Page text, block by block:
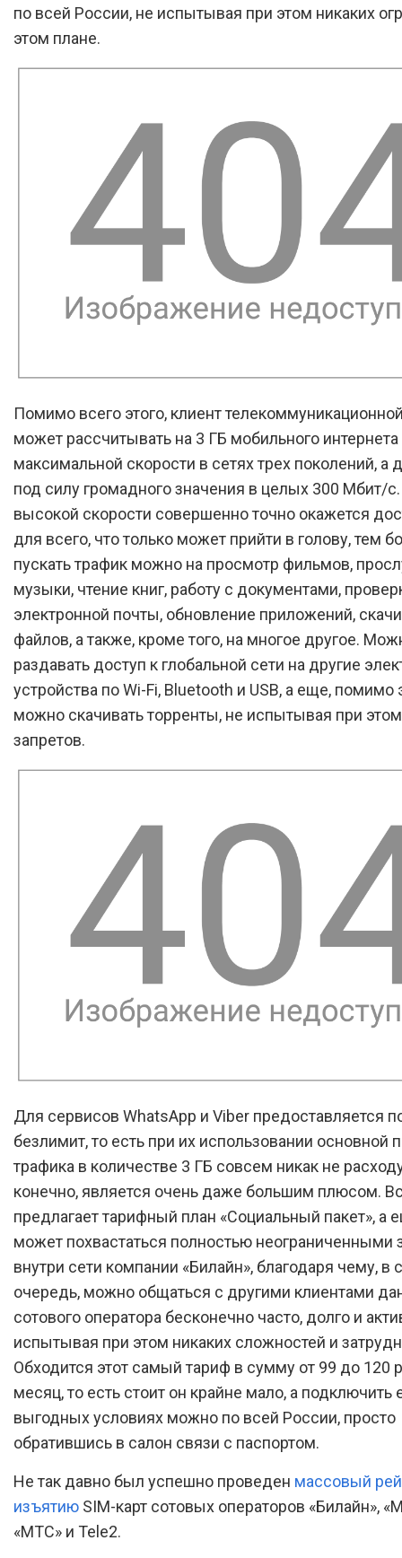
по всей России, не испытывая при этом никаких
этом плане.
Помимо всего этого, клиент
может рассчитывать на 3 ГБ мобильного интернета
максимальной скорости в сетях трех поколений, а
под силу громадного значения в целых 300 Мбит/
высокой скорости совершенно точно окажется
для всего, что только может прийти в голову, тем
пускать трафик можно на просмотр фильмов,
музыки, чтение книг, работу с документами,
электронной почты, обновление приложений,
файлов, а также, кроме того, на многое другое.
раздавать доступ к глобальной сети на другие
устройства по Wi-Fi, Bluetooth и USB, а еще, помимо
можно скачивать торренты, не испытывая при
запретов.
Для сервисов WhatsApp и Viber предоставляется
безлимит, то есть при их использовании основной
трафика в количестве 3 ГБ совсем никак не
конечно, является очень даже большим плюсом.
предлагает тарифный план «Социальный пакет», а
может похвастаться полностью неограниченными
внутри сети компании «Билайн», благодаря чему, в
очередь, можно общаться с другими клиентами
сотового оператора бесконечно часто, долго и
испытывая при этом никаких сложностей и
Обходится этот самый тариф в сумму от 99 до 120
месяц, то есть стоит он крайне мало, а подключить
выгодных условиях можно по всей России, просто
обратившись в салон связи с паспортом.
Не так давно был успешно проведен массовый
изъятию SIM-карт сотовых операторов «Билайн»,
«МТС» и Tele2.